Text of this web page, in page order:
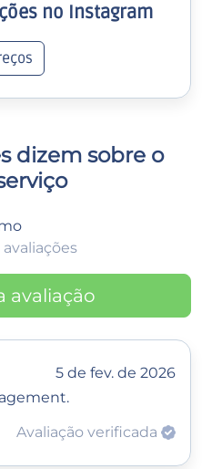
no Instagram
dizem sobre o
avaliação
5 de fev. de 2026
Avaliação verificada